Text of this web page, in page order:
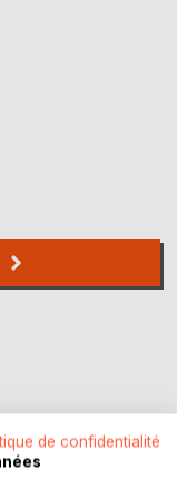
de confidentialité